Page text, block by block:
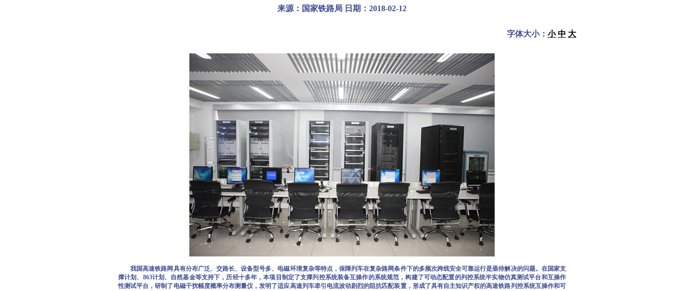
来源：国家铁路局 日期：2018-02-12
字体大小： 小 中 大
我国高速铁路网具有分布广泛、交路长、设备型号多、电磁环境复杂等特点，保障列车在复杂路网条件下的多频次跨线安全可靠运行是亟待解决的问题。在国家支
撑计划、863计划、自然基金等支持下，历经十多年，本项目制定了支撑列控系统装备互操作的系统规范，构建了可动态配置的列控系统半实物仿真测试平台和互操作
性测试平台，研制了电磁干扰幅度概率分布测量仪，发明了适应高速列车牵引电流波动剧烈的阻抗匹配装置，形成了具有自主知识产权的高速铁路列控系统互操作和可